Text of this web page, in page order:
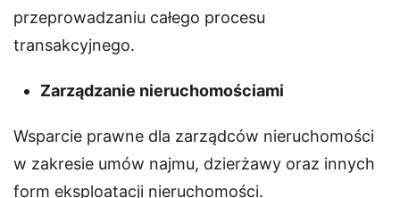
przeprowadzaniu całego procesu
transakcyjnego.
Zarządzanie nieruchomościami
Wsparcie prawne dla zarządców nieruchomości
w zakresie umów najmu, dzierżawy oraz innych
form eksploatacji nieruchomości.